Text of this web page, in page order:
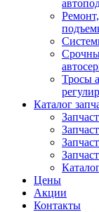
Тросы
Каталог
Цены
Акции
Контакты